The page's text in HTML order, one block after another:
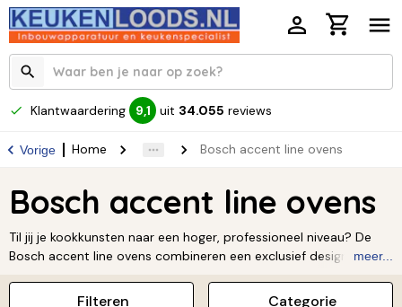
Klantwaardering 9,1 uit 34.055 reviews
Vorige Home Bosch accent line ovens
Bosch accent line ovens
Til jij je kookkunsten naar een hoger, professioneel niveau? De
Bosch accent line ovens combineren een exclusief design met
de PerfectBake sensor en de PerfectRoast thermometer mislukt
meer...
Categorie
Filteren